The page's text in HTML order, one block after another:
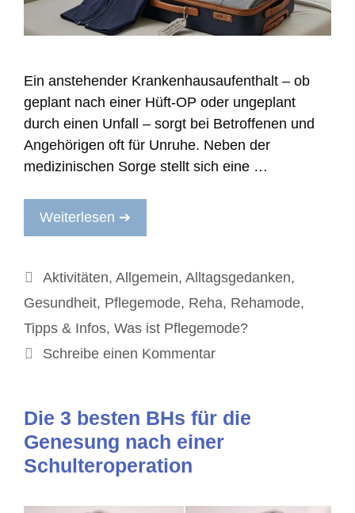
Ein anstehender Krankenhausaufenthalt – ob
geplant nach einer Hüft-OP oder ungeplant
durch einen Unfall – sorgt bei Betroffenen und
Angehörigen oft für Unruhe. Neben der
medizinischen Sorge stellt sich eine …
Weiterlesen ➔
Kategorien
Aktivitäten, Allgemein, Alltagsgedanken,
Gesundheit, Pflegemode, Reha, Rehamode,
Tipps & Infos, Was ist Pflegemode?
Schreibe einen Kommentar
Die 3 besten BHs für die
Genesung nach einer
Schulteroperation